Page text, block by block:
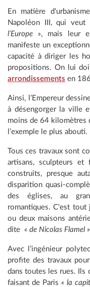
En matière
Napoléon III, qui
l’Europe », mais leur
manifeste un
capacité à diriger les
propositions. On lui
arrondissements en
Ainsi, l’Empereur
à désengorger la ville
moins de 64 kilomètres
l’exemple le plus abouti.
Tous ces travaux sont
artisans, sculpteurs
construits, presque
disparition quasi-
des églises, au
romantiques. C'est
ou deux maisons
dite « de Nicolas Flamel »
Avec l’ingénieur
profite des travaux
dans toutes les rues. Ils
faisant de Paris « la